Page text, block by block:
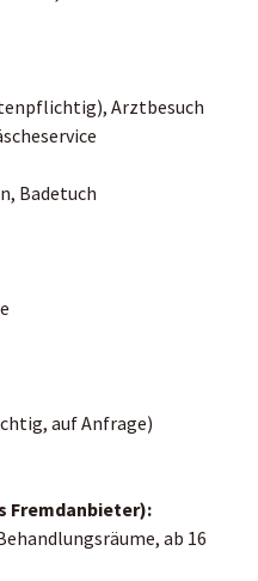
Arztbesuch
Badetuch
auf Anfrage)
Fremdanbieter):
ab 16